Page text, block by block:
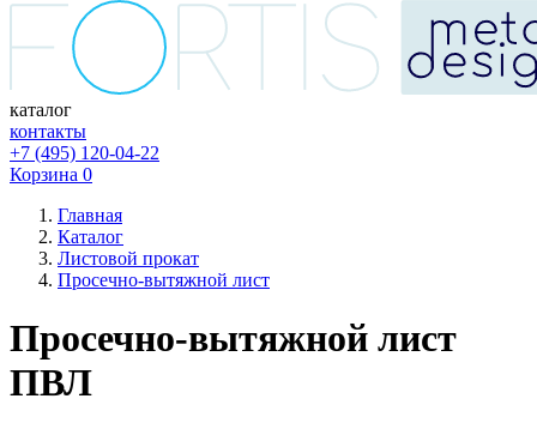
каталог
контакты
+7 (495) 120-04-22
Корзина 0
Главная
Каталог
Листовой прокат
Просечно-вытяжной лист
Просечно-вытяжной лист
ПВЛ